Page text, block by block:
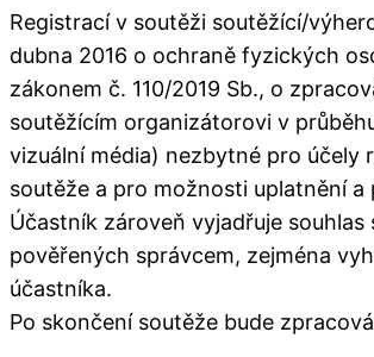
Registrací v soutěži soutěžící/
dubna 2016 o ochraně fyzických
zákonem č. 110/2019 Sb., o
soutěžícím organizátorovi v
vizuální média) nezbytné pro účely
soutěže a pro možnosti uplatnění a
Účastník zároveň vyjadřuje
pověřených správcem, zejména
účastníka.
Po skončení soutěže bude